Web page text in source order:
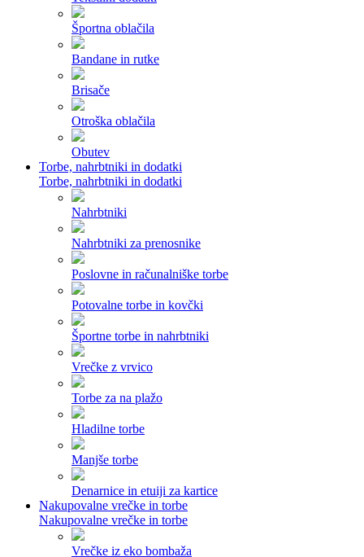
Športna oblačila
Bandane in rutke
Brisače
Otroška oblačila
Obutev
Torbe, nahrbtniki in dodatki
Torbe, nahrbtniki in dodatki
Nahrbtniki
Nahrbtniki za prenosnike
Poslovne in računalniške torbe
Potovalne torbe in kovčki
Športne torbe in nahrbtniki
Vrečke z vrvico
Torbe za na plažo
Hladilne torbe
Manjše torbe
Denarnice in etuiji za kartice
Nakupovalne vrečke in torbe
Nakupovalne vrečke in torbe
Vrečke iz eko bombaža